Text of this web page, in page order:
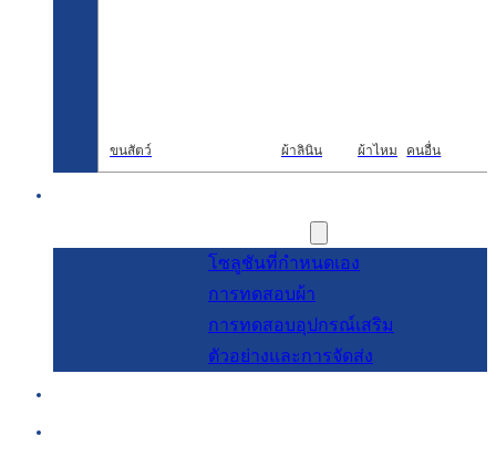
ขนสัตว์ ผ้าลินิน ผ้าไหม คนอื่น
โซลูชันที่กำหนดเอง
การทดสอบผ้า
การทดสอบอุปกรณ์เสริม
ตัวอย่างและการจัดส่ง